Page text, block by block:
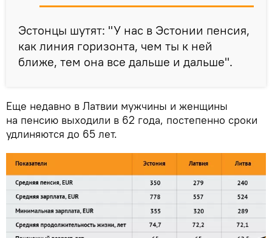
Эстонцы шутят: "У нас в Эстонии пенсия,
как линия горизонта, чем ты к ней
ближе, тем она все дальше и дальше".
Еще недавно в Латвии мужчины и женщины
на пенсию выходили в 62 года, постепенно сроки
удлиняются до 65 лет.